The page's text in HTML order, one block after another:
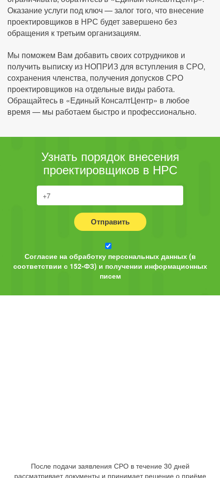
Оказание услуги под ключ — залог того, что внесение
проектировщиков в НРС будет завершено без
обращения к третьим организациям.
Мы поможем Вам добавить своих сотрудников и
получить выписку из НОПРИЗ для вступления в СРО,
сохранения членства, получения допусков СРО
проектировщиков на отдельные виды работа.
Обращайтесь в «Единый КонсалтЦентр» в любое
время — мы работаем быстро и профессионально.
Узнать порядок внесения
проектировщиков в НРС
Отправить
Согласие на обработку персональных данных (в
соответствии с 152-ФЗ) и получении информационных
писем
После подачи заявления СРО в течение 30 дней
рассматривает документы и принимает решение о приёме